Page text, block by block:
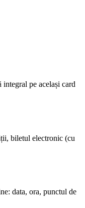
integral pe același card
biletul electronic (cu
data, ora, punctul de